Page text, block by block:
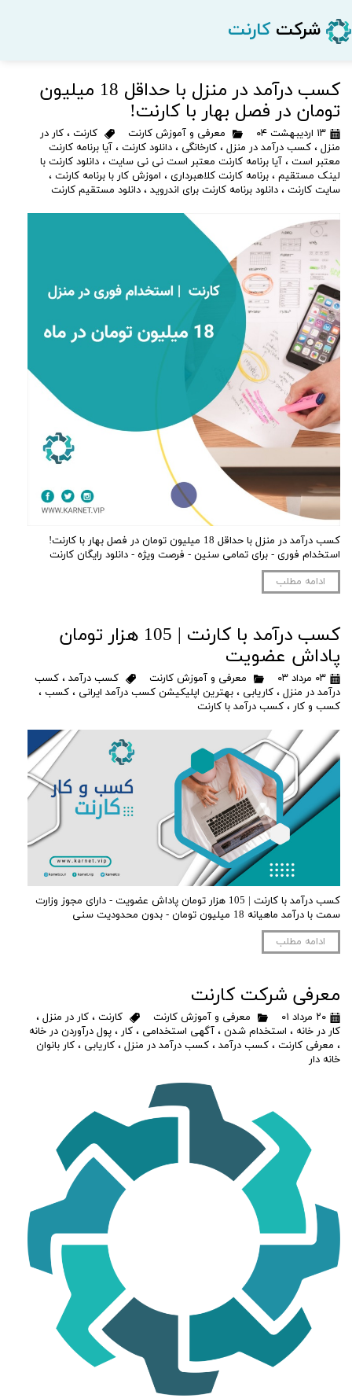
شرکت کارنت
کسب درآمد در منزل با حداقل 18 میلیون
تومان در فصل بهار با کارنت!
۱۳ اردیبهشت ۰۴ معرفی و آموزش کارنت کارنت ، کار در
منزل ، کسب درآمد در منزل ، کارخانگی ، دانلود کارنت ، آیا برنامه کارنت
معتبر است ، آیا برنامه کارنت معتبر است نی نی سایت ، دانلود کارنت با
لینک مستقیم ، برنامه کارنت کلاهبرداری ، اموزش کار با برنامه کارنت ،
سایت کارنت ، دانلود برنامه کارنت برای اندروید ، دانلود مستقیم کارنت
کسب درآمد در منزل با حداقل 18 میلیون تومان در فصل بهار با کارنت!
استخدام فوری - برای تمامی سنین - فرصت ویژه - دانلود رایگان کارنت
ادامه مطلب
کسب درآمد با کارنت | 105 هزار تومان
پاداش عضویت
۰۳ مرداد ۰۳ معرفی و آموزش کارنت کسب درآمد ، کسب
درآمد در منزل ، کاریابی ، بهترین اپلیکیشن کسب درآمد ایرانی ، کسب ،
کسب و کار ، کسب درآمد با کارنت
کسب درآمد با کارنت | 105 هزار تومان پاداش عضویت - دارای مجوز وزارت
سمت با درآمد ماهیانه 18 میلیون تومان - بدون محدودیت سنی
ادامه مطلب
معرفی شرکت کارنت
۲۰ مرداد ۰۱ معرفی و آموزش کارنت کارنت ، کار در منزل ،
کار در خانه ، استخدام شدن ، آگهی استخدامی ، کار ، پول درآوردن در خانه
، معرفی کارنت ، کسب درآمد ، کسب درآمد در منزل ، کاریابی ، کار بانوان
خانه دار